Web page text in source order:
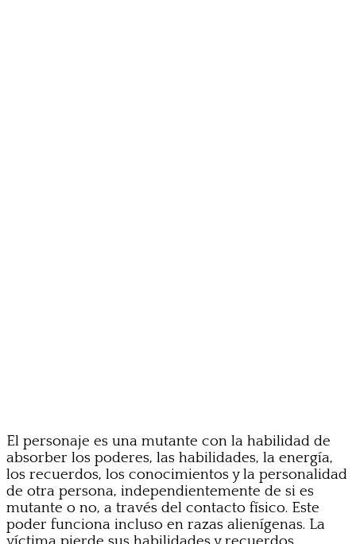
El personaje es una mutante con la habilidad de
absorber los poderes, las habilidades, la energía,
los recuerdos, los conocimientos y la personalidad
de otra persona, independientemente de si es
mutante o no, a través del contacto físico. Este
poder funciona incluso en razas alienígenas. La